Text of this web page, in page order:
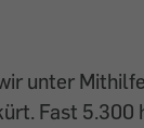
unter
Fast